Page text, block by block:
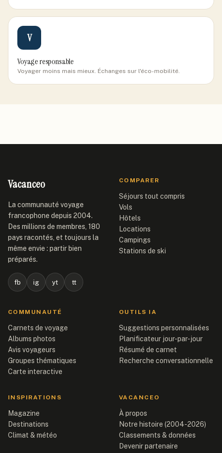
V
Voyage responsable
Voyager moins mais mieux. Échanges sur l'éco-mobilité.
Vacanceo
La communauté voyage
francophone depuis 2004.
Des millions de membres, 180
pays racontés, et toujours la
même envie : partir bien
préparés.
fb ig yt tt
COMPARER
Séjours tout compris
Vols
Hôtels
Locations
Campings
Stations de ski
COMMUNAUTÉ
Carnets de voyage
Albums photos
Avis voyageurs
Groupes thématiques
Carte interactive
OUTILS IA
Suggestions personnalisées
Planificateur jour-par-jour
Résumé de carnet
Recherche conversationnelle
INSPIRATIONS
Magazine
Destinations
Climat & météo
VACANCEO
À propos
Notre histoire (2004-2026)
Classements & données
Devenir partenaire